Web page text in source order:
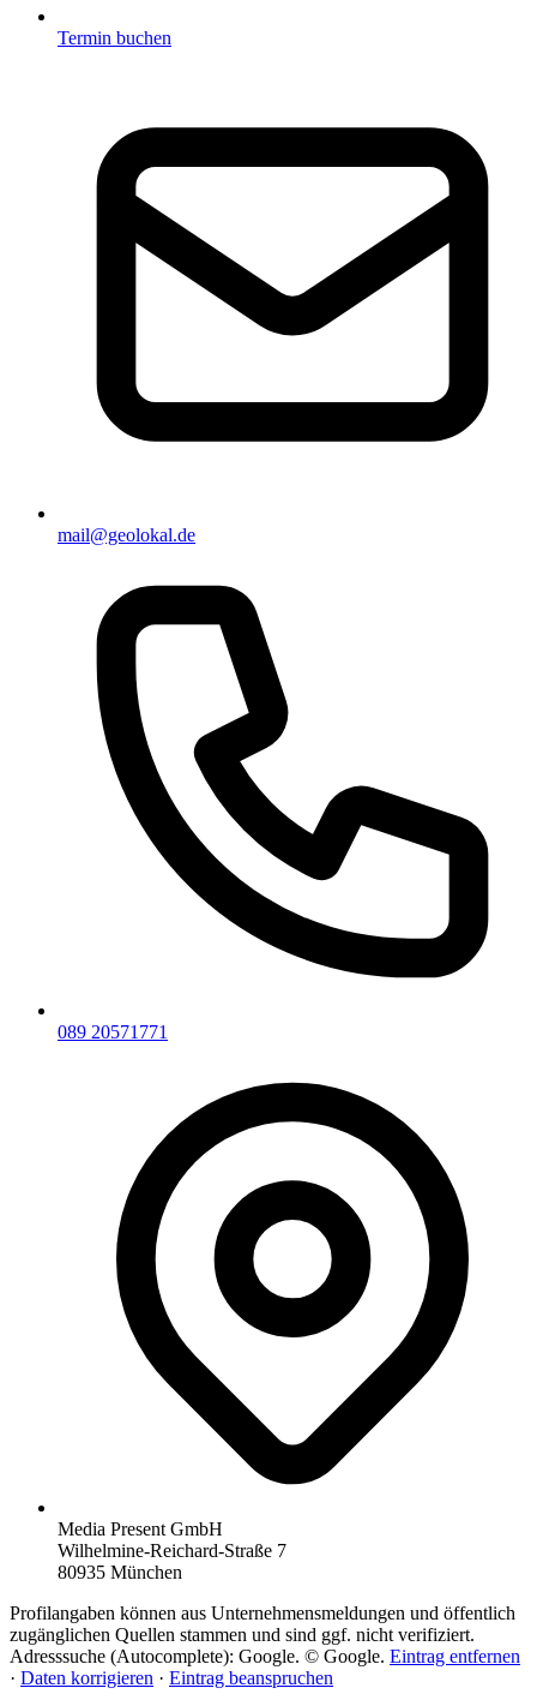
Termin buchen
mail@geolokal.de
089 20571771
Media Present GmbH
Wilhelmine-Reichard-Straße 7
80935 München
Profilangaben können aus Unternehmensmeldungen und öffentlich
zugänglichen Quellen stammen und sind ggf. nicht verifiziert.
Adresssuche (Autocomplete): Google. © Google. Eintrag entfernen
· Daten korrigieren · Eintrag beanspruchen